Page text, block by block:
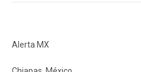
Alerta MX